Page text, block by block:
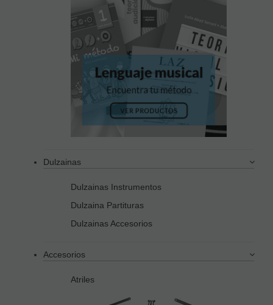
Dulzainas
Dulzainas Instrumentos
Dulzaina Partituras
Dulzainas Accesorios
Accesorios
Atriles